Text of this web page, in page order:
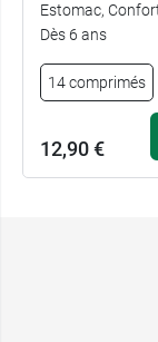
Estomac,
Dès 6 ans
14 comprimés
12,90 €